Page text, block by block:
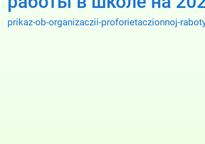
prikaz-ob-organizaczii-proforietaczionnoj-